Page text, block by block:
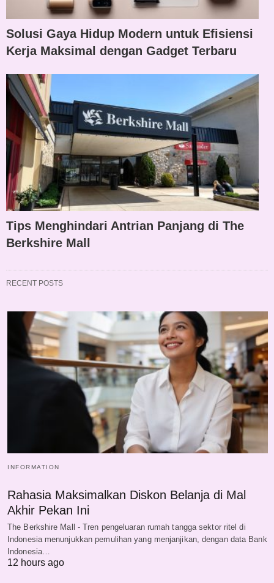
Solusi Gaya Hidup Modern untuk Efisiensi
Kerja Maksimal dengan Gadget Terbaru
Tips Menghindari Antrian Panjang di The
Berkshire Mall
RECENT POSTS
INFORMATION
Rahasia Maksimalkan Diskon Belanja di Mal
Akhir Pekan Ini
The Berkshire Mall - Tren pengeluaran rumah tangga sektor ritel di
Indonesia menunjukkan pemulihan yang menjanjikan, dengan data Bank
Indonesia…
12 hours ago